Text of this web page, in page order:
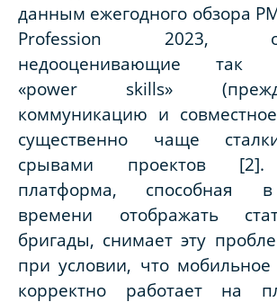
данным ежегодного обзора
Profession 2023,
недооценивающие так
«power skills»
коммуникацию и
существенно чаще
срывами проектов [2].
платформа, способная
времени отображать
бригады, снимает эту
при условии, что
корректно работает на